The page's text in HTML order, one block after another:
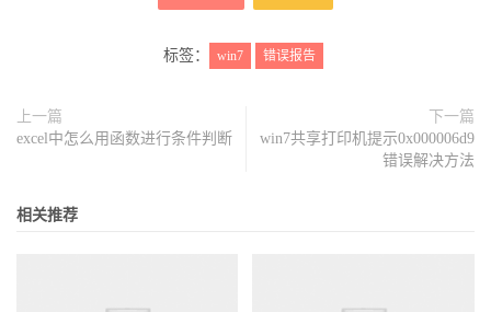
标签： win7 错误报告
上一篇
excel中怎么用函数进行条件判断
下一篇
win7共享打印机提示0x000006d9
错误解决方法
相关推荐